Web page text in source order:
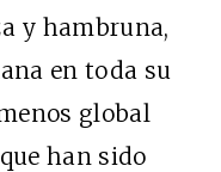
y hambruna,
en toda su
global
han sido